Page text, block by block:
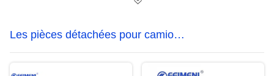
Les pièces détachées pour camions
ISUZU